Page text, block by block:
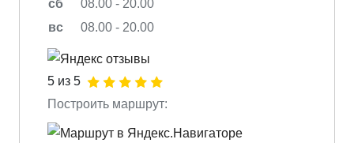
сб
08.00 - 20.00
вс
08.00 - 20.00
5 из 5
Построить маршрут: